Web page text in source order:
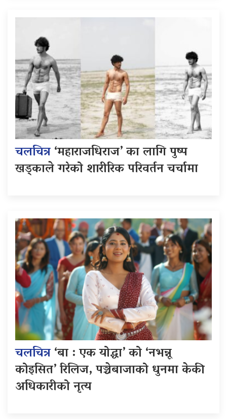
चलचित्र‘महाराजधिराज’ का लागि पुष्प
खड्काले गरेको शारीरिक परिवर्तन चर्चामा
चलचित्र‘बा : एक योद्धा’ को ‘नभन्नू
कोइसित’ रिलिज, पञ्चेबाजाको धुनमा केकी
अधिकारीको नृत्य